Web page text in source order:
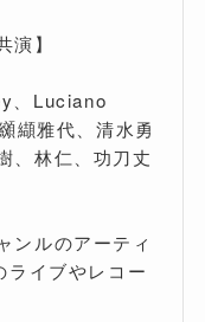
演】
、Luciano
纈雅代、清水勇
、林仁、功刀丈
ンルのアーティ
ライブやレコー